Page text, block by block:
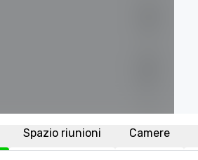
Spazio riunioni Camere